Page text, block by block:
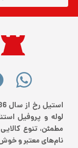
لوله و پروفیل
مطمئن، تنوع
نام‌های معتبر و